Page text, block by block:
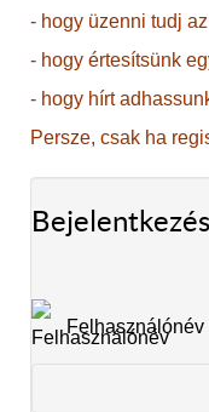
- hogy üzenni tudj
- hogy értesítsünk
- hogy hírt
Persze, csak ha
Bejelentkezés
Felhasználónév